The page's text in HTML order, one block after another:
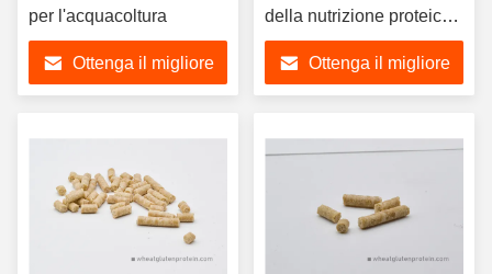
per l'acquacoltura
Ottenga il migliore
della nutrizione proteica
per animali e mangimi
per animali domestici
Ottenga il migliore